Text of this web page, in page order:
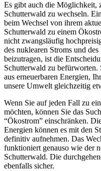
Es gibt auch die Möglichkeit,
Schutterwald zu wechseln.
beim Wechsel von ihrem
Schutterwald zu einem
nicht zwangsläufig
des nuklearen Stroms und
beizutragen, ist die
Schutterwald zu
aus erneuerbaren Energien,
unsere Umwelt gleichzeitig
Wenn Sie auf jeden Fall zu
möchten, können Sie das
“Ökostrom” einschränken.
Energien können es mit den
definitiv aufnehmen. Das
funktioniert genauso wie der
Schutterwald. Die
ebenfalls sicher.